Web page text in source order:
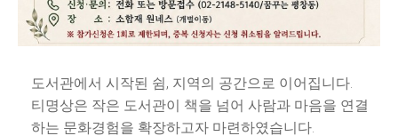
도서관에서 시작된 쉼, 지역의 공간으로 이어집니다.
티명상은 작은 도서관이 책을 넘어 사람과 마음을 연결
하는 문화경험을 확장하고자 마련하였습니다.